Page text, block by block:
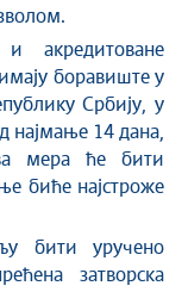
акредитоване
боравиште у
Србију, у
најмање 14 дана,
мера ће бити
биће најстроже
бити уручено
затворска